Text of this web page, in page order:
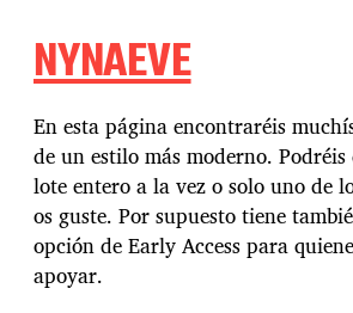
NYNAEVE
En esta página encontraréis
de un estilo más moderno.
lote entero a la vez o solo uno de
os guste. Por supuesto tiene
opción de Early Access para
apoyar.